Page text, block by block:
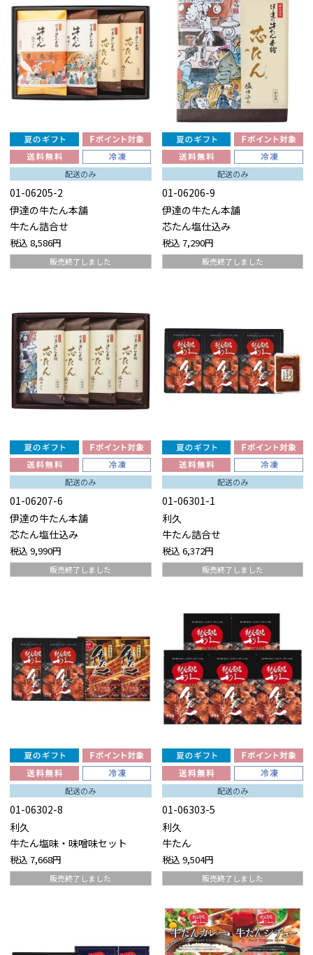
配送のみ
01-06205-2
伊達の牛たん本舗
牛たん詰合せ
税込 8,586円
販売終了しました
配送のみ
01-06206-9
伊達の牛たん本舗
芯たん塩仕込み
税込 7,290円
販売終了しました
配送のみ
01-06207-6
伊達の牛たん本舗
芯たん塩仕込み
税込 9,990円
販売終了しました
配送のみ
01-06301-1
利久
牛たん詰合せ
税込 6,372円
販売終了しました
配送のみ
01-06302-8
利久
牛たん塩味・味噌味セット
税込 7,668円
販売終了しました
配送のみ
01-06303-5
利久
牛たん
税込 9,504円
販売終了しました